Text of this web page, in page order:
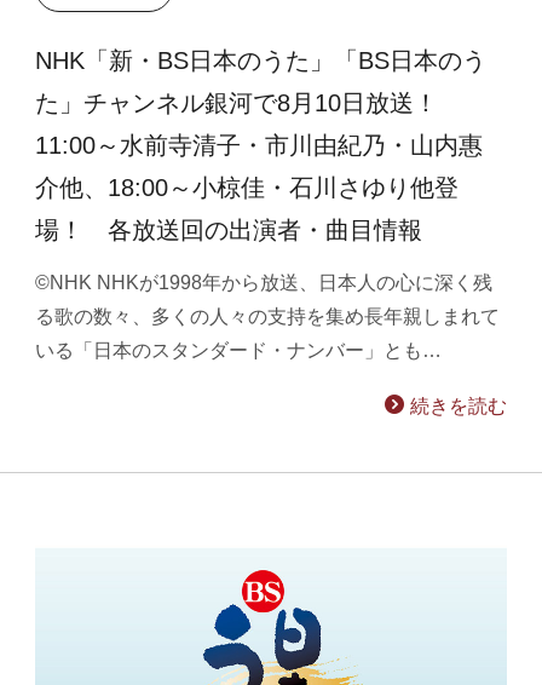
NHK「新・BS日本のうた」「BS日本のう
た」チャンネル銀河で8月10日放送！
11:00～水前寺清子・市川由紀乃・山内惠
介他、18:00～小椋佳・石川さゆり他登
場！ 各放送回の出演者・曲目情報
©NHK NHKが1998年から放送、日本人の心に深く残
る歌の数々、多くの人々の支持を集め長年親しまれて
いる「日本のスタンダード・ナンバー」とも…
続きを読む